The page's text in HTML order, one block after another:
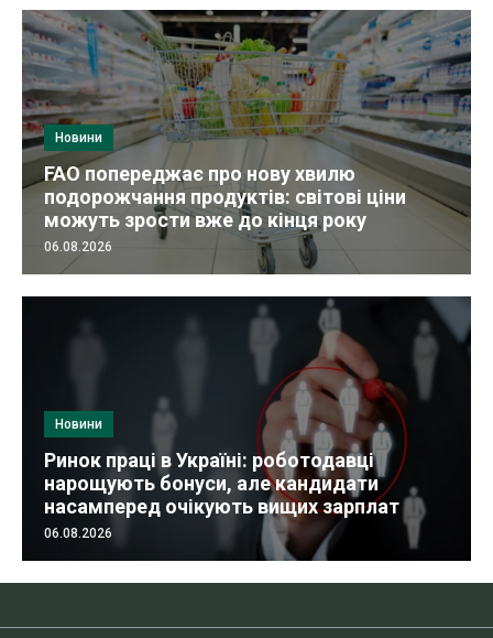
Новини
FAO попереджає про нову хвилю
подорожчання продуктів: світові ціни
можуть зрости вже до кінця року
06.08.2026
Новини
Ринок праці в Україні: роботодавці
нарощують бонуси, але кандидати
насамперед очікують вищих зарплат
06.08.2026